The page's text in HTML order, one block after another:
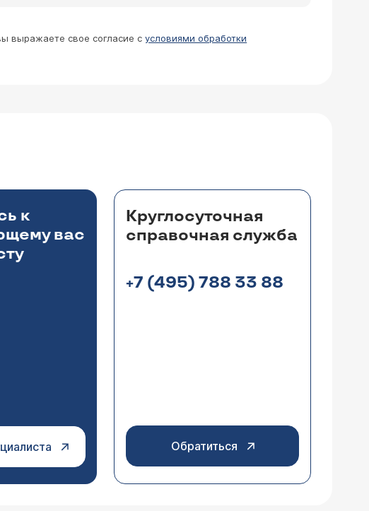
выражаете свое согласие сусловиями обработки
к
вас
Круглосуточная
справочная служба
+7 (495) 788 33 88
Обратиться